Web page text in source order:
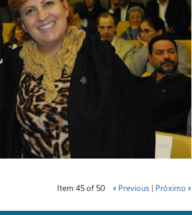
Item 45 of 50 « Previous | Próximo »